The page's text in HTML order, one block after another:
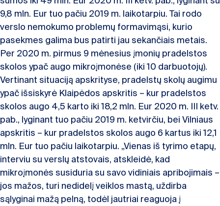
9,8 mln. Eur tuo pačiu 2019 m. laikotarpiu. Tai rodo
verslo nemokumo problemų formavimąsi, kurio
pasekmes galima bus patirti jau sekančiais metais.
Per 2020 m. pirmus 9 mėnesius įmonių pradelstos
skolos ypač augo mikroįmonėse (iki 10 darbuotojų).
Vertinant situaciją apskrityse, pradelstų skolų augimu
ypač išsiskyrė Klaipėdos apskritis – kur pradelstos
skolos augo 4,5 karto iki 18,2 mln. Eur 2020 m. III ketv.
pab., lyginant tuo pačiu 2019 m. ketvirčiu, bei Vilniaus
apskritis – kur pradelstos skolos augo 6 kartus iki 12,1
mln. Eur tuo pačiu laikotarpiu. „Vienas iš tyrimo etapų,
interviu su verslų atstovais, atskleidė, kad
mikroįmonės susiduria su savo vidiniais apribojimais –
jos mažos, turi nedidelį veiklos mastą, uždirba
sąlyginai mažą pelną, todėl jautriai reaguoja į